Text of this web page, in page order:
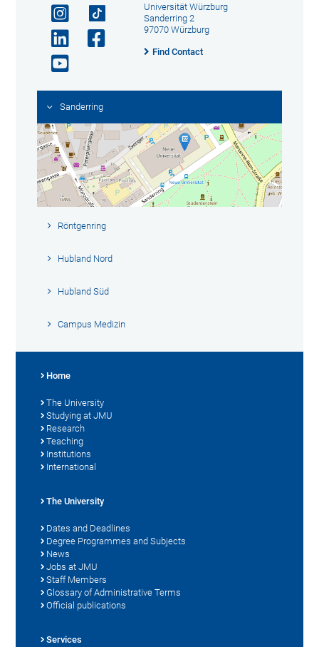
Universität Würzburg
Sanderring 2
97070 Würzburg
Find Contact
Sanderring
Röntgenring
Hubland Nord
Hubland Süd
Campus Medizin
Home
The University
Studying at JMU
Research
Teaching
Institutions
International
The University
Dates and Deadlines
Degree Programmes and Subjects
News
Jobs at JMU
Staff Members
Glossary of Administrative Terms
Official publications
Services